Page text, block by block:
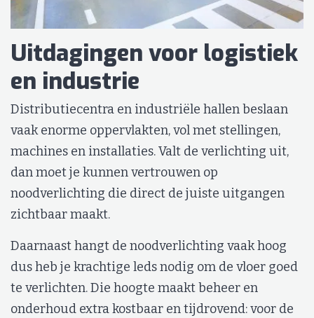
Uitdagingen voor logistiek
en industrie
Distributiecentra en industriële hallen beslaan
vaak enorme oppervlakten, vol met stellingen,
machines en installaties. Valt de verlichting uit,
dan moet je kunnen vertrouwen op
noodverlichting die direct de juiste uitgangen
zichtbaar maakt.
Daarnaast hangt de noodverlichting vaak hoog
dus heb je krachtige leds nodig om de vloer goed
te verlichten. Die hoogte maakt beheer en
onderhoud extra kostbaar en tijdrovend: voor de